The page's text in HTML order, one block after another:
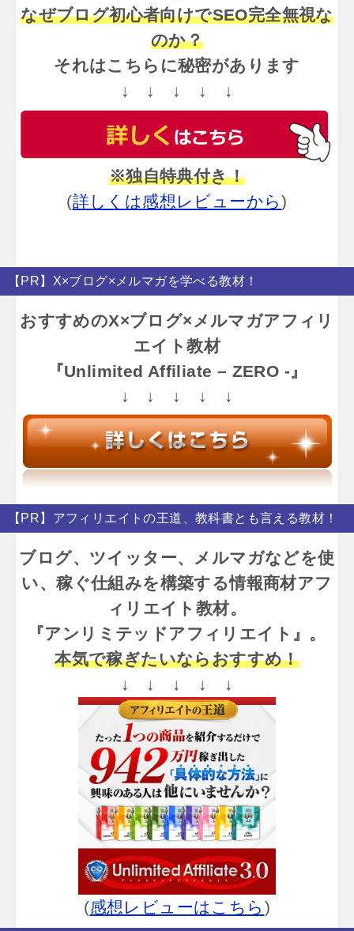
なぜブログ初心者向けでSEO完全無視な
のか？
それはこちらに秘密があります
↓ ↓ ↓ ↓ ↓
※独自特典付き！
(詳しくは感想レビューから)
【PR】X×ブログ×メルマガを学べる教材！
おすすめのX×ブログ×メルマガアフィリ
エイト教材
『Unlimited Affiliate – ZERO -』
↓ ↓ ↓ ↓ ↓
【PR】アフィリエイトの王道、教科書とも言える教材！
ブログ、ツイッター、メルマガなどを使
い、稼ぐ仕組みを構築する情報商材アフ
ィリエイト教材。
『アンリミテッドアフィリエイト』。
本気で稼ぎたいならおすすめ！
↓ ↓ ↓ ↓ ↓
(感想レビューはこちら )